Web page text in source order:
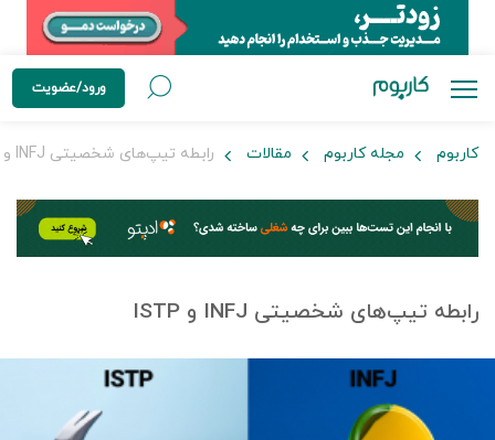
ورود/عضویت
کاربوم مجله کاربوم مقالات رابطه تیپ‌های شخصیتی INFJ و ISTP
رابطه تیپ‌های شخصیتی INFJ و ISTP